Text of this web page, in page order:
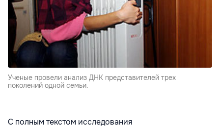
Ученые провели анализ ДНК представителей трех
поколений одной семьи.
С полным текстом исследования